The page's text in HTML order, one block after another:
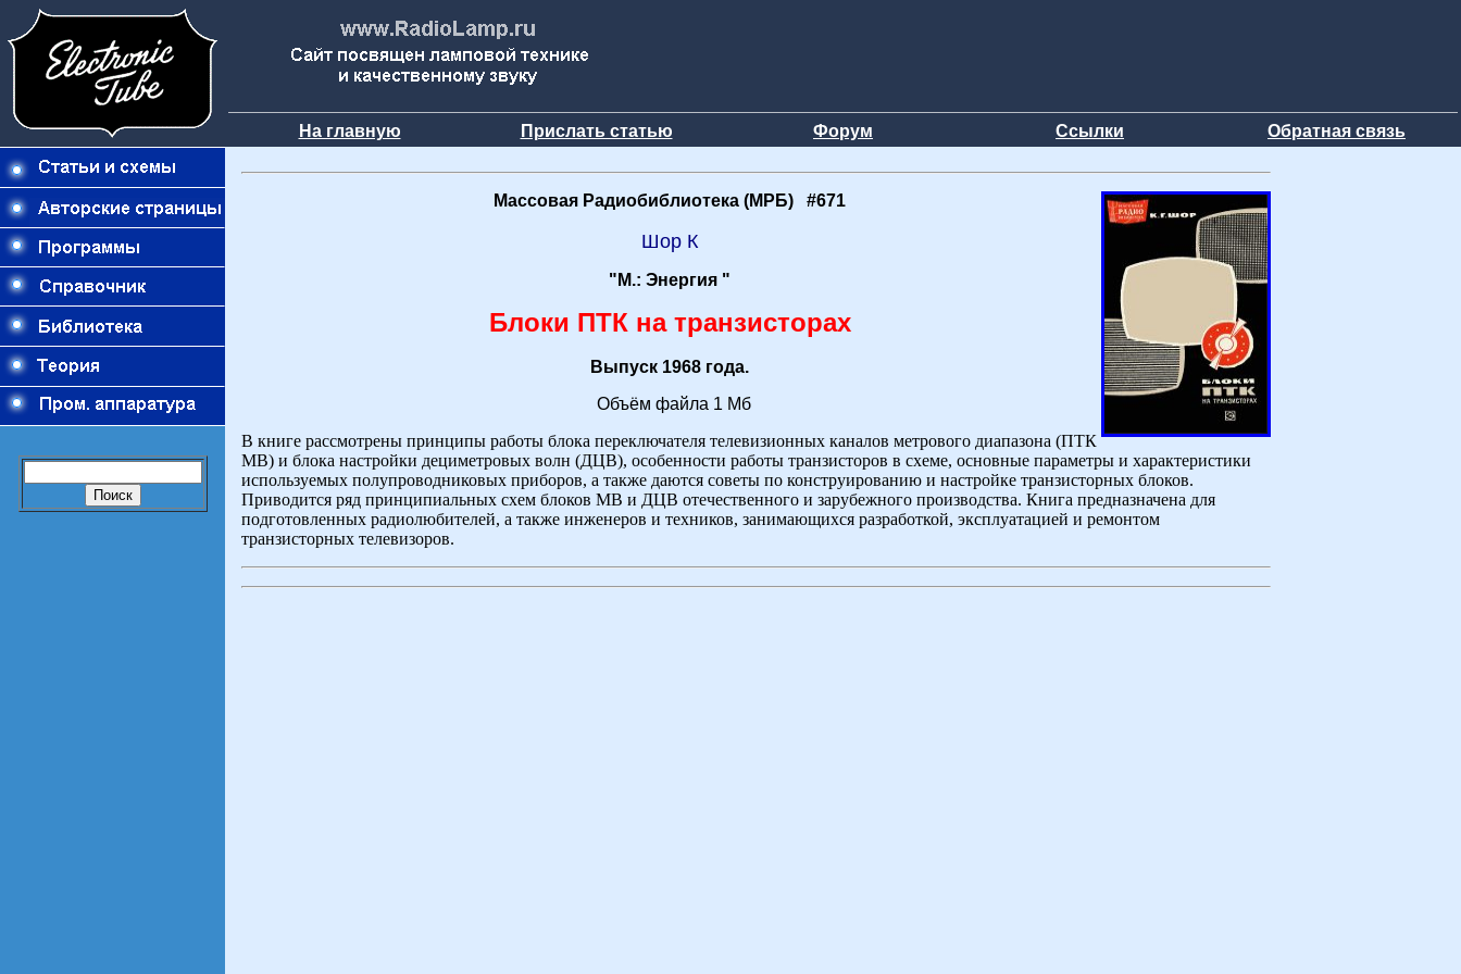
На главную Прислать статью Форум Ссылки Обратная связь
Массовая Радиобиблиотека (МРБ) #671
Шор К
"М.: Энергия "
Блоки ПТК на транзисторах
Выпуск 1968 года.
Объём файла 1 Мб
В книге рассмотрены принципы работы блока переключателя телевизионных каналов метрового диапазона (ПТК
МВ) и блока настройки дециметровых волн (ДЦВ), особенности работы транзисторов в схеме, основные параметры и характеристики
используемых полупроводниковых приборов, а также даются советы по конструированию и настройке транзисторных блоков.
Приводится ряд принципиальных схем блоков МВ и ДЦВ отечественного и зарубежного производства. Книга предназначена для
подготовленных радиолюбителей, а также инженеров и техников, занимающихся разработкой, эксплуатацией и ремонтом
транзисторных телевизоров.